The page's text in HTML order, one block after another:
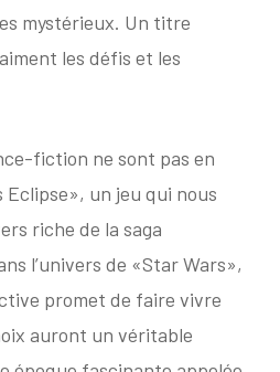
mystérieux. Un titre
les défis et les
fiction ne sont pas en
un jeu qui nous
riche de la saga
l’univers de «Star Wars»,
promet de faire vivre
auront un véritable